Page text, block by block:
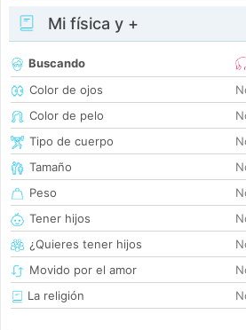
Mi física y +
Buscando
Color de ojos
Color de pelo
Tipo de cuerpo
Tamaño
Peso
Tener hijos
¿Quieres tener hijos
Movido por el amor
La religión